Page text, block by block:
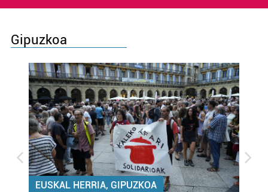
Gipuzkoa
EUSKAL HERRIA, GIPUZKOA